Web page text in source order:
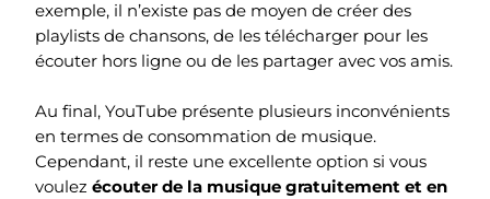
exemple, il n’existe pas de moyen de créer des
playlists de chansons, de les télécharger pour les
écouter hors ligne ou de les partager avec vos amis.
Au final, YouTube présente plusieurs inconvénients
en termes de consommation de musique.
Cependant, il reste une excellente option si vous
voulezécouter de la musique gratuitement et en